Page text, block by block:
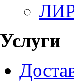
Услуги